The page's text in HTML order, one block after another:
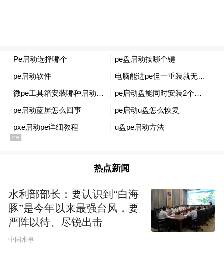
据此前消息，华为2025年春季新品发布会涵
盖了智能手机、笔记本电脑、智能穿戴设备
有的华为新手机、平板，鸿蒙系统将全面适
配，搭载HarmonyOS NEXT，生态应用将逐
步完善。
热点新闻
水利部部长：要认识到“白海
豚”是今年以来最强台风，要
严阵以待、尽锐出击
中国水事